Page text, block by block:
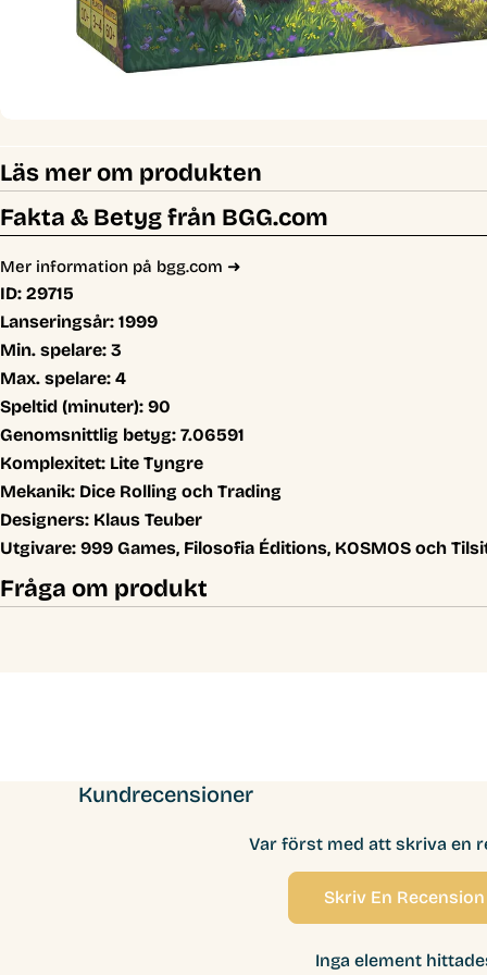
Läs mer om produkten
Fakta & Betyg från BGG.com
Mer information på bgg.com ➜
ID: 29715
Lanseringsår: 1999
Min. spelare: 3
Max. spelare: 4
Speltid (minuter): 90
Genomsnittlig betyg: 7.06591
Komplexitet: Lite Tyngre
Mekanik: Dice Rolling och Trading
Designers: Klaus Teuber
Utgivare: 999 Games, Filosofia Éditions, KOSMOS och
Fråga om produkt
Kundrecensioner
Var först med att skriva en
Skriv En Recension
Inga element